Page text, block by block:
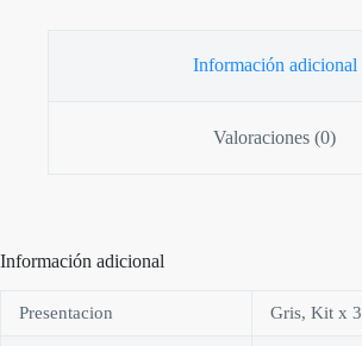
Información adicional
Valoraciones (0)
Información adicional
Presentacion Gris, Kit x 3